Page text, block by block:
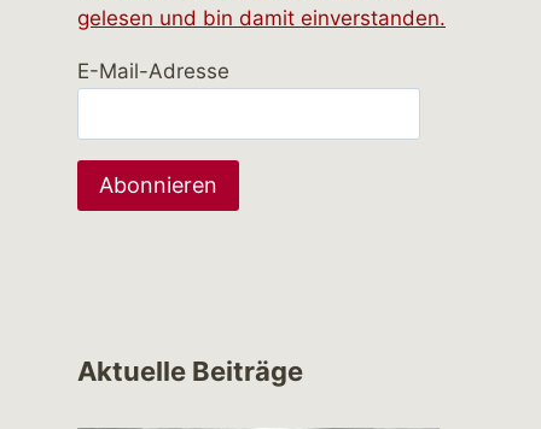
gelesen und bin damit einverstanden.
E-Mail-Adresse
Aktuelle Beiträge